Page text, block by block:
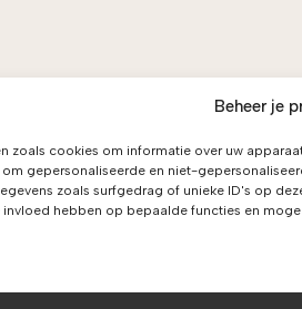
Beheer je
zoals cookies om informatie over uw
gepersonaliseerde en niet-
zoals surfgedrag of unieke ID's op
invloed hebben op bepaalde functies en